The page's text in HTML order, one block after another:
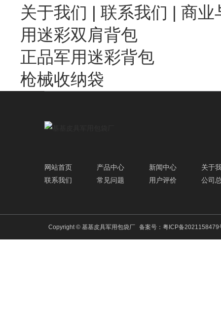
关于我们 | 联系我们 | 商业
用迷彩双肩背包
正品军用迷彩背包
枪械收纳袋
网站首页 产品中心 新闻中心
关于
联系我们
常见问题 用户评价 公司
Copyright © 基基皮具军用包袋厂 备案号： 粤ICP备2021158479